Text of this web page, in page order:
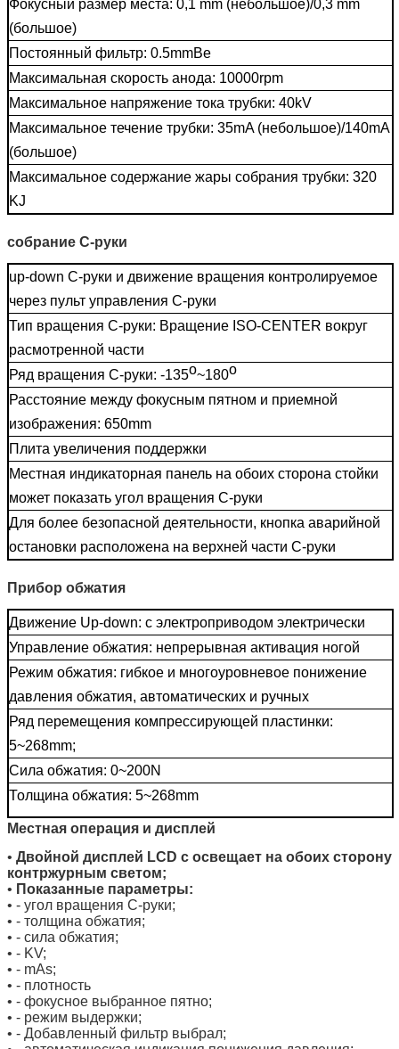
Фокусный размер места: 0,1 mm (небольшое)/0,3 mm
(большое)
Постоянный фильтр: 0.5mmBe
Максимальная скорость анода: 10000rpm
Максимальное напряжение тока трубки: 40kV
Максимальное течение трубки: 35mA (небольшое)/140mA
(большое)
Максимальное содержание жары собрания трубки: 320
KJ
собрание C-руки
up-down C-руки и движение вращения контролируемое
через пульт управления C-руки
Тип вращения C-руки: Вращение ISO-CENTER вокруг
расмотренной части
Ряд вращения C-руки: -135o~180o
Расстояние между фокусным пятном и приемной
изображения: 650mm
Плита увеличения поддержки
Местная индикаторная панель на обоих сторона стойки
может показать угол вращения C-руки
Для более безопасной деятельности, кнопка аварийной
остановки расположена на верхней части C-руки
Прибор обжатия
Движение Up-down: с электроприводом электрически
Управление обжатия: непрерывная активация ногой
Режим обжатия: гибкое и многоуровневое понижение
давления обжатия, автоматических и ручных
Ряд перемещения компрессирующей пластинки:
5~268mm;
Сила обжатия: 0~200N
Толщина обжатия: 5~268mm
Местная операция и дисплей
• Двойной дисплей LCD с освещает на обоих сторону
контржурным светом;
• Показанные параметры:
• - угол вращения C-руки;
• - толщина обжатия;
• - сила обжатия;
• - KV;
• - mAs;
• - плотность
• - фокусное выбранное пятно;
• - режим выдержки;
• - Добавленный фильтр выбрал;